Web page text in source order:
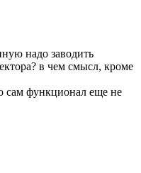
надо заводить
в чем смысл, кроме
сам функционал еще не